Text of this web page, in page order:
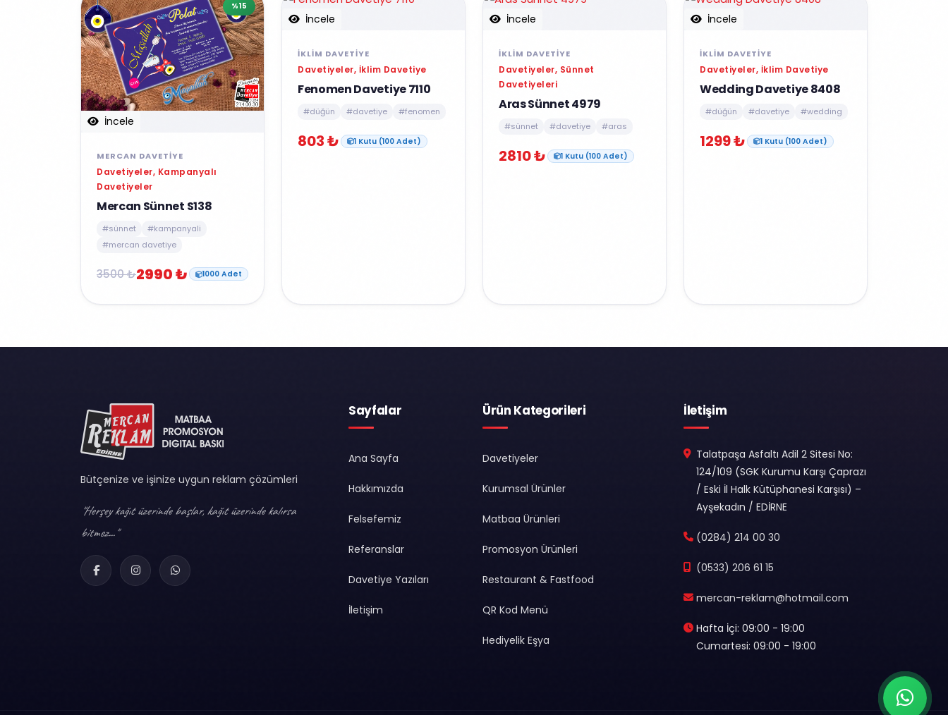
İncele
%15
MERCAN DAVETIYE
Davetiyeler, Kampanyalı
Davetiyeler
Mercan Sünnet S138
#sünnet
#kampanyali
#mercan davetiye
3500 ₺2990 ₺ 1000 Adet
İncele
İKLIM DAVETIYE
Davetiyeler, İklim Davetiye
Fenomen Davetiye 7110
#düğün #davetiye #fenomen
803 ₺ 1 Kutu (100 Adet)
İncele
İKLIM DAVETIYE
Davetiyeler, Sünnet
Davetiyeleri
Aras Sünnet 4979
#sünnet #davetiye #aras
2810 ₺ 1 Kutu (100 Adet)
İncele
İKLIM DAVETIYE
Davetiyeler, İklim Davetiye
Wedding Davetiye 8408
#düğün #davetiye #wedding
1299 ₺ 1 Kutu (100 Adet)
Bütçenize ve işinize uygun reklam çözümleri
"Herşey kağıt üzerinde başlar, kağıt üzerinde kalırsa
bitmez..."
Sayfalar
Ana Sayfa
Hakkımızda
Felsefemiz
Referanslar
Davetiye Yazıları
İletişim
Ürün Kategorileri
Davetiyeler
Kurumsal Ürünler
Matbaa Ürünleri
Promosyon Ürünleri
Restaurant & Fastfood
QR Kod Menü
Hediyelik Eşya
İletişim
Talatpaşa Asfaltı Adil 2 Sitesi No:
124/109 (SGK Kurumu Karşı Çaprazı
/ Eski İl Halk Kütüphanesi Karşısı) –
Ayşekadın / EDİRNE
(0284) 214 00 30
(0533) 206 61 15
mercan-reklam@hotmail.com
Hafta İçi: 09:00 - 19:00
Cumartesi: 09:00 - 19:00